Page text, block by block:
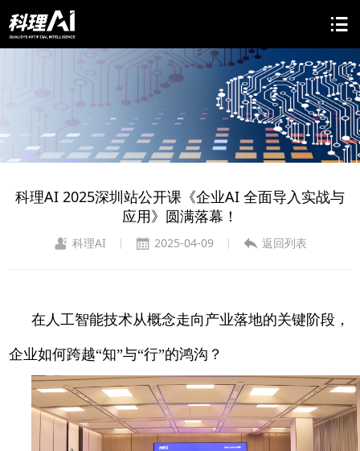
科理AI 2025深圳站公开课《企业AI 全面导入实战与
应用》圆满落幕！
科理AI | 2025-04-09 | 返回列表
在人工智能技术从概念走向产业落地的关键阶段，
企业如何跨越“知”与“行”的鸿沟？